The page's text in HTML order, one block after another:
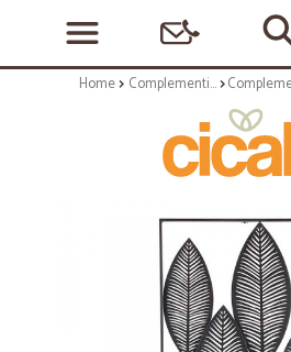
Home Complementi arredo